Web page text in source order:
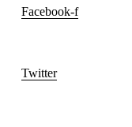
Facebook-f
Twitter